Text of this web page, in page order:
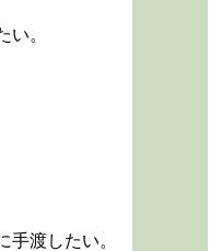
い。
手渡したい。